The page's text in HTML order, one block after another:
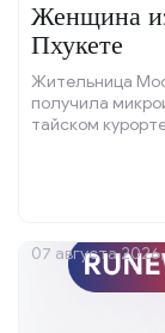
Женщина
Пхукете
Жительница
получила
тайском
07 августа